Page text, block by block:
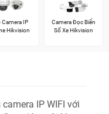
Camera IP
Hikvision
Camera Đọc Biển
Số Xe Hikvision
IP WIFI với